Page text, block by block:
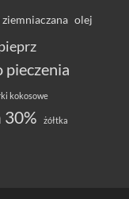
ziemniaczana olej
pieczenia
kokosowe
30% żółtka